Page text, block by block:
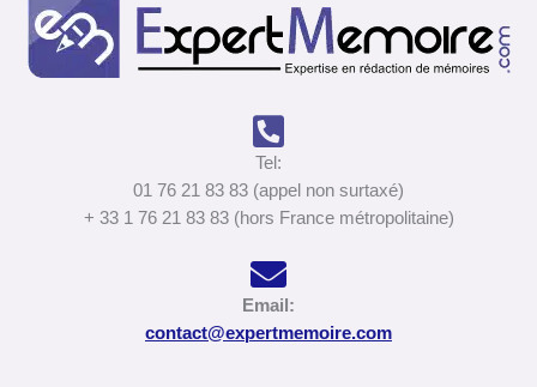
Tel:
01 76 21 83 83 (appel non surtaxé)
+ 33 1 76 21 83 83 (hors France métropolitaine)
Email:
contact@expertmemoire.com